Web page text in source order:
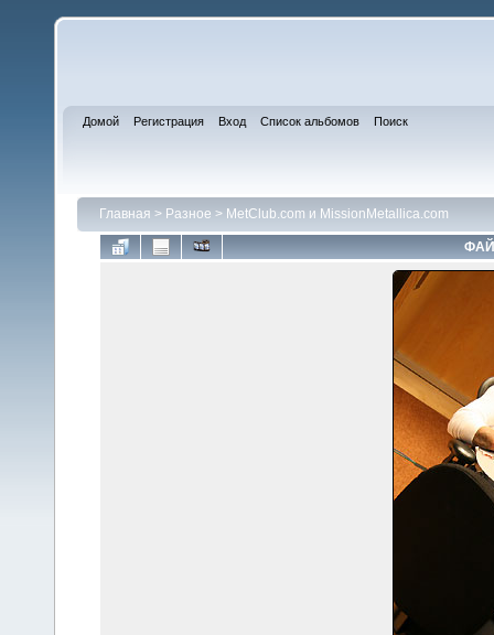
Домой Регистрация Вход Список альбомов Поиск
Главная > Разное > MetClub.com и MissionMetallica.com